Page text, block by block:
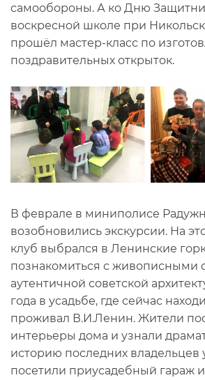
самообороны. А ко Дню
воскресной школе при
прошёл мастер-класс по
поздравительных открыток.
В феврале в миниполисе
возобновились экскурсии. На
клуб выбрался в Ленинские
познакомиться с живописными
аутентичной советской
года в усадьбе, где сейчас
проживал В.И.Ленин. Жители
интерьеры дома и узнали
историю последних владельцев
посетили приусадебный гараж